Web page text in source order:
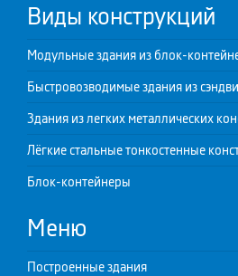
Виды конструкций
Модульные здания из блок-
Быстровозводимые здания из
Здания из легких металлических
Лёгкие стальные тонкостенные
Блок-контейнеры
Меню
Построенные здания